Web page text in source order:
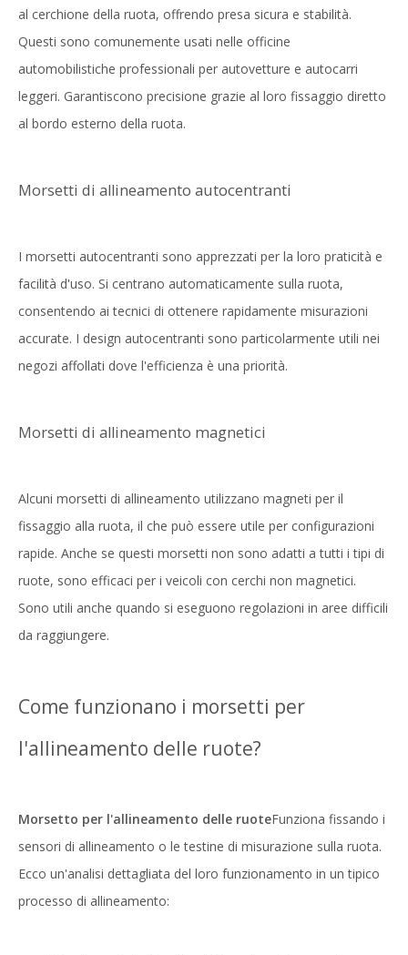
al cerchione della ruota, offrendo presa sicura e stabilità.
Questi sono comunemente usati nelle officine
automobilistiche professionali per autovetture e autocarri
leggeri. Garantiscono precisione grazie al loro fissaggio diretto
al bordo esterno della ruota.
Morsetti di allineamento autocentranti
I morsetti autocentranti sono apprezzati per la loro praticità e
facilità d'uso. Si centrano automaticamente sulla ruota,
consentendo ai tecnici di ottenere rapidamente misurazioni
accurate. I design autocentranti sono particolarmente utili nei
negozi affollati dove l'efficienza è una priorità.
Morsetti di allineamento magnetici
Alcuni morsetti di allineamento utilizzano magneti per il
fissaggio alla ruota, il che può essere utile per configurazioni
rapide. Anche se questi morsetti non sono adatti a tutti i tipi di
ruote, sono efficaci per i veicoli con cerchi non magnetici.
Sono utili anche quando si eseguono regolazioni in aree difficili
da raggiungere.
Come funzionano i morsetti per
l'allineamento delle ruote?
Morsetto per l'allineamento delle ruoteFunziona fissando i
sensori di allineamento o le testine di misurazione sulla ruota.
Ecco un'analisi dettagliata del loro funzionamento in un tipico
processo di allineamento: